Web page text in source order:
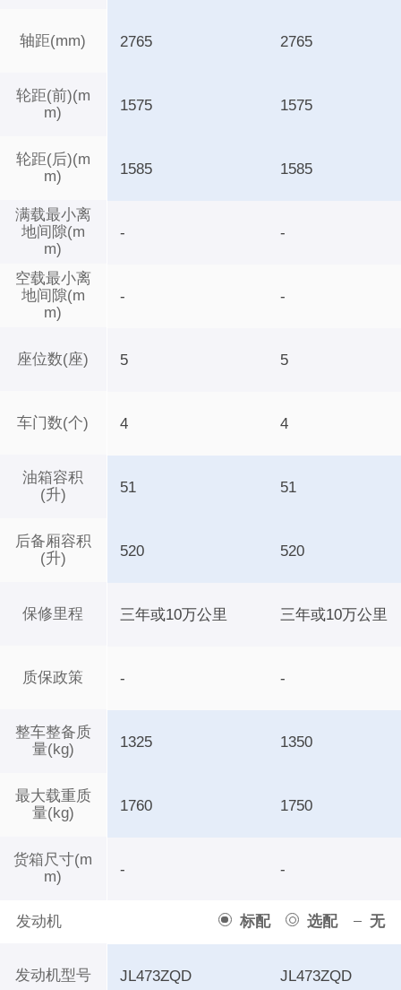
轴距(mm)
轮距(前)(m
m)
轮距(后)(m
m)
满载最小离
地间隙(m
m)
空载最小离
地间隙(m
m)
座位数(座)
车门数(个)
油箱容积
(升)
后备厢容积
(升)
保修里程
质保政策
整车整备质
量(kg)
最大载重质
量(kg)
货箱尺寸(m
m)
发动机 标配 选配 无
发动机型号
2765 2765
1575 1575
1585 1585
- -
- -
5 5
4 4
51 51
520 520
三年或10万公里 三年或10万公里
- -
1325 1350
1760 1750
- -
JL473ZQD JL473ZQD